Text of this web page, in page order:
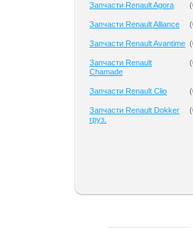
Запчасти Renault Agora (
Запчасти Renault Alliance (
Запчасти Renault Avantime (
Запчасти Renault
Chamade
(
Запчасти Renault Clio (
Запчасти Renault Dokker
груз.
(